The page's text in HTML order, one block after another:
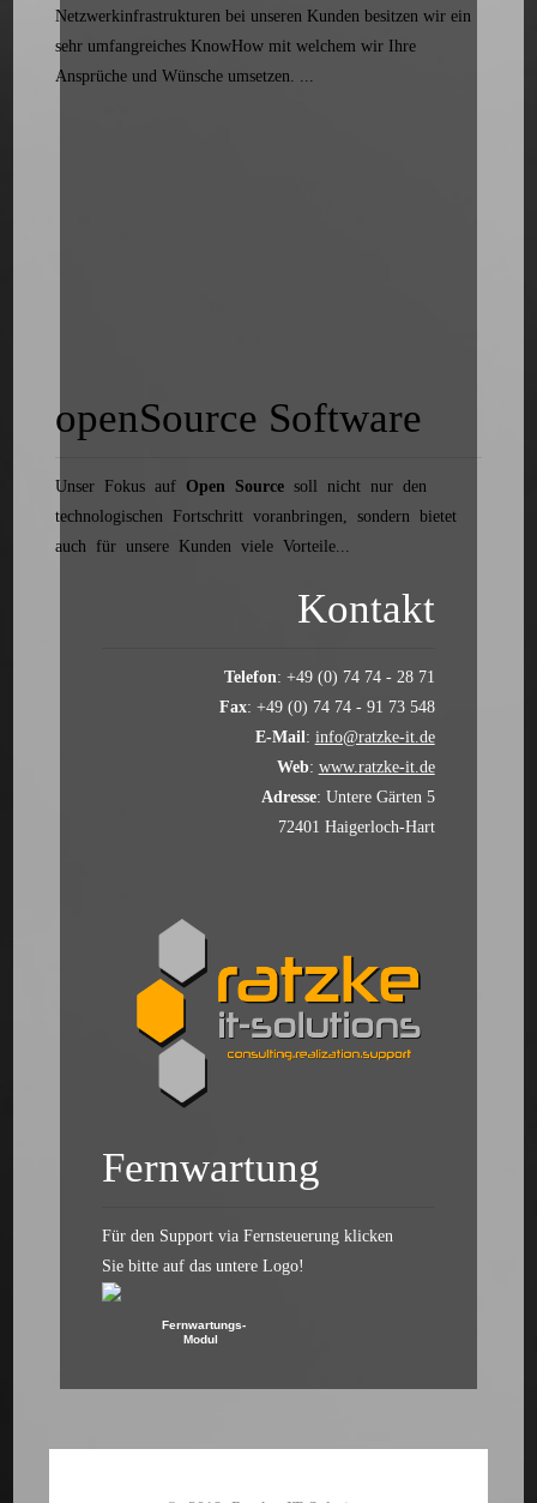
Netzwerkinfrastrukturen bei unseren Kunden besitzen wir ein
sehr umfangreiches KnowHow mit welchem wir Ihre
Ansprüche und Wünsche umsetzen. ...
openSource Software
Unser Fokus aufOpen Source soll nicht nur den
technologischen Fortschritt voranbringen, sondern bietet
auch für unsere Kunden viele Vorteile...
Kontakt
Telefon: +49 (0) 74 74 - 28 71
Fax: +49 (0) 74 74 - 91 73 548
E-Mail: info@ratzke-it.de
Web: www.ratzke-it.de
Adresse: Untere Gärten 5
72401 Haigerloch-Hart
Fernwartung
Für den Support via Fernsteuerung klicken
Sie bitte auf das untere Logo!
Fernwartungs-
Modul